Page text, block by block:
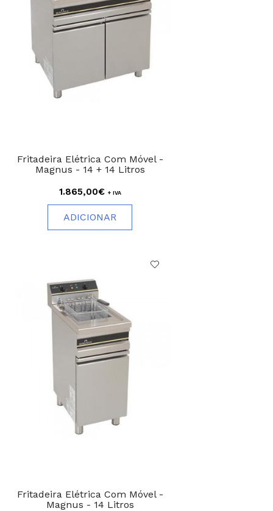
Fritadeira Elétrica Com Móvel -
Magnus - 14 + 14 Litros
1.865,00€ + IVA
ADICIONAR
Fritadeira Elétrica Com Móvel -
Magnus - 14 Litros